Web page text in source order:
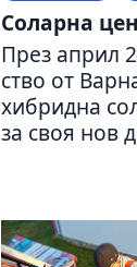
Соларна
През април
ство от
хибридна
за своя нов